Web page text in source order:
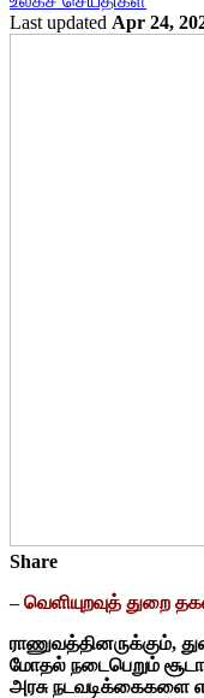
Last updated Apr 24,
Share
– வெளியுறவுத் துறை
ராணுவத்தினருக்கும்,
மோதல் நடைபெறும்
அரசு நடவடிக்கைகளை